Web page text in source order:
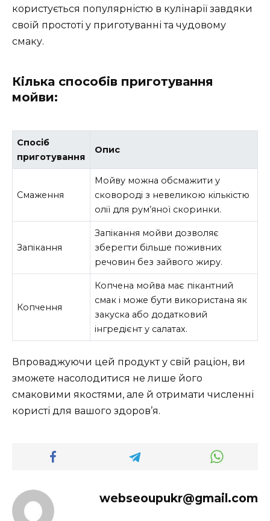
користується популярністю в кулінарії завдяки
своїй простоті у приготуванні та чудовому
смаку.
Кілька способів приготування
мойви:
Спосіб
приготування
Опис
Смаження
Мойву можна обсмажити у
сковороді з невеликою кількістю
олії для рум’яної скоринки.
Запікання
Запікання мойви дозволяє
зберегти більше поживних
речовин без зайвого жиру.
Копчення
Копчена мойва має пікантний
смак і може бути використана як
закуска або додатковий
інгредієнт у салатах.
Впроваджуючи цей продукт у свій раціон, ви
зможете насолодитися не лише його
смаковими якостями, але й отримати численні
користі для вашого здоров’я.
webseoupukr@gmail.com